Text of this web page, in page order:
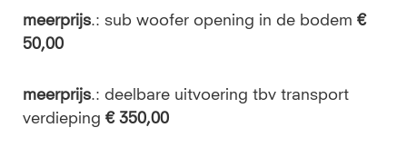
meerprijs.: sub woofer opening in de bodem €
50,00
meerprijs.: deelbare uitvoering tbv transport
verdieping € 350,00